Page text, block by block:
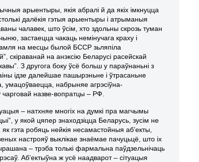
арыентыры, якія абралі й да якіх імкнуцца
далёкія гэтыя арыентыры і атрыманыя
чалавек, што ўсім, хто здольны скрозь туман
застаецца чакаць немінучага краху і
на месцы былой БССР зьляпіла
скіраванай на анэксію Беларусі расейскай
З другога боку ўсё больш у параўнаньні з
ідзе далейшае пашырэньне і ўтрасаньне
умацоўваецца, набрыняе агрэсіўна-
чарговай назве-вопратцы – РФ.
– натхняе многіх на думкі пра магчымы
у якой цяпер знаходзіцца Беларусь, зусім не
гэта робяць нейкія несамастойныя аб’екты,
настрояў выклікае знаёмае пачуцьцё, што іх
– трэба толькі фармальна паўдзельнічаць
Аб’ектыўна ж усё наадварот – сітуацыя